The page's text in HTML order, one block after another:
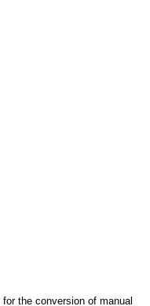
for the conversion of manual